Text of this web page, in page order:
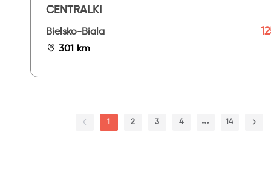
CENTRALKI
Bielsko-Biala
301 km
1 2 3 4 14